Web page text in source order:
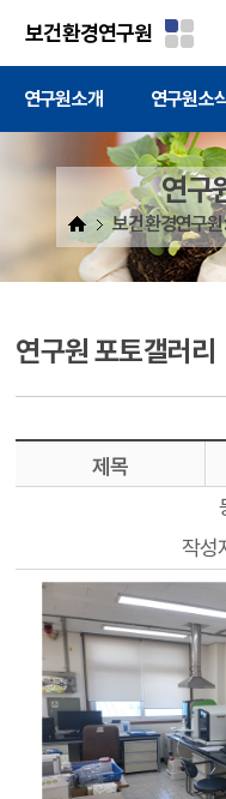
보건환경연구원
연구원소개 연구원소
연구
보건환경연구
연구원 포토갤러리
제목
작성